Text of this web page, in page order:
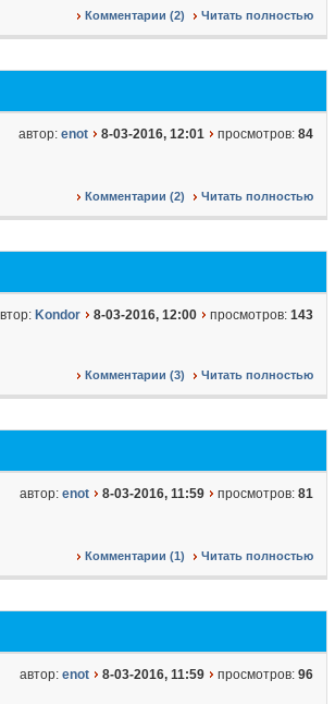
Комментарии (2) Читать полностью
автор: enot 8-03-2016, 12:01 просмотров: 84
Комментарии (2) Читать полностью
Kondor 8-03-2016, 12:00 просмотров: 143
Комментарии (3) Читать полностью
автор: enot 8-03-2016, 11:59 просмотров: 81
Комментарии (1) Читать полностью
автор: enot 8-03-2016, 11:59 просмотров: 96